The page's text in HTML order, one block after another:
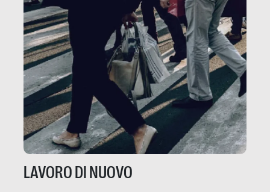
LAVORO DI NUOVO